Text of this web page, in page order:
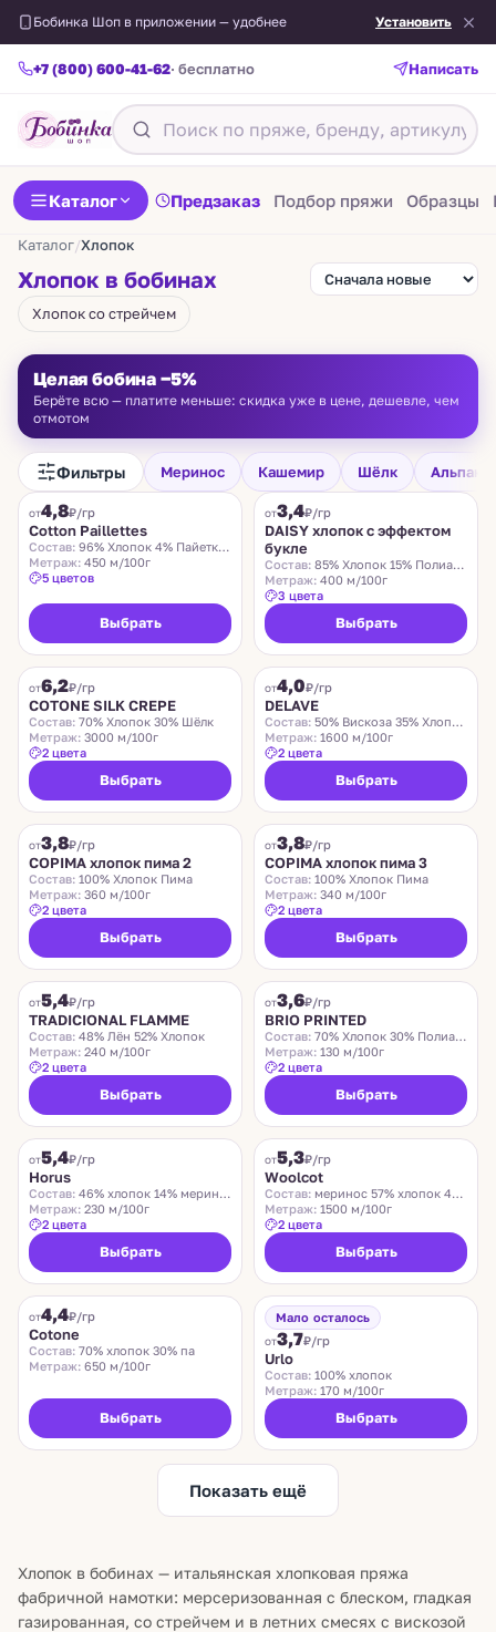
Бобинка Шоп в приложении — удобнее Установить
+7 (800) 600-41-62· бесплатно Написать
Каталог Предзаказ Подбор пряжи Образцы
Каталог/Хлопок
Хлопок в бобинах
Хлопок со стрейчем
Целая бобина −5%
Берёте всю — платите меньше: скидка уже в цене, дешевле, чем
отмотом
Фильтры Меринос Кашемир Шёлк Альпака
COTTON PAILLETTES
от4,8₽/гр
Cotton Paillettes
Состав: 96% Хлопок 4% Пайетки Полиэстер
Метраж: 450 м/100г
5 цветов
Выбрать
DAISY
от3,4₽/гр
DAISY хлопок с эффектом
букле
Состав: 85% Хлопок 15% Полиамид
Метраж: 400 м/100г
3 цвета
Выбрать
от6,2₽/гр
COTONE SILK CREPE
Состав: 70% Хлопок 30% Шёлк
Метраж: 3000 м/100г
2 цвета
Выбрать
от4,0₽/гр
DELAVE
Состав: 50% Вискоза 35% Хлопок 15% Шёлк
Метраж: 1600 м/100г
2 цвета
Выбрать
от3,8₽/гр
COPIMA хлопок пима 2
Состав: 100% Хлопок Пима
Метраж: 360 м/100г
2 цвета
Выбрать
от3,8₽/гр
COPIMA хлопок пима 3
Состав: 100% Хлопок Пима
Метраж: 340 м/100г
2 цвета
Выбрать
от5,4₽/гр
TRADICIONAL FLAMME
Состав: 48% Лён 52% Хлопок
Метраж: 240 м/100г
2 цвета
Выбрать
от3,6₽/гр
BRIO PRINTED
Состав: 70% Хлопок 30% Полиамид
Метраж: 130 м/100г
2 цвета
Выбрать
от5,4₽/гр
Horus
Состав: 46% хлопок 14% меринос 18 % альпака 22% па
Метраж: 230 м/100г
2 цвета
Выбрать
от5,3₽/гр
Woolcot
Состав: меринос 57% хлопок 43%
Метраж: 1500 м/100г
2 цвета
Выбрать
Хит
от4,4₽/гр
Cotone
Состав: 70% хлопок 30% па
Метраж: 650 м/100г
Выбрать
Хит
Мало осталось
от3,7₽/гр
Urlo
Состав: 100% хлопок
Метраж: 170 м/100г
Выбрать
Показать ещё
Хлопок в бобинах — итальянская хлопковая пряжа
фабричной намотки: мерсеризованная с блеском, гладкая
газированная, со стрейчем и в летних смесях с вискозой